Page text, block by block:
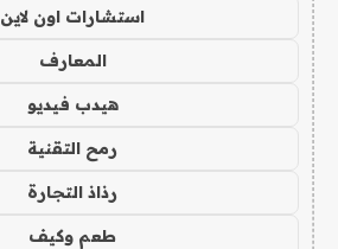
استشارات اون لاين
المعارف
هيدب فيديو
رمح التقنية
رذاذ التجارة
طعم وكيف